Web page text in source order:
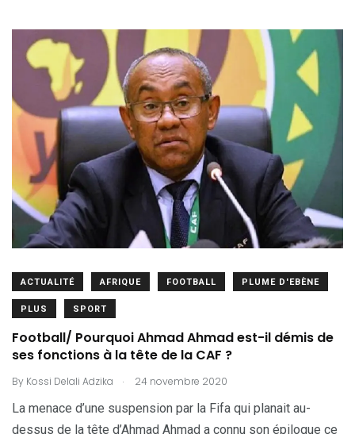
ACTUALITÉ AFRIQUE FOOTBALL PLUME D'EBÈNE
PLUS SPORT
Football/ Pourquoi Ahmad Ahmad est-il démis de
ses fonctions à la tête de la CAF ?
By Kossi Delali Adzika . 24 novembre 2020
La menace d’une suspension par la Fifa qui planait au-
dessus de la tête d’Ahmad Ahmad a connu son épilogue ce